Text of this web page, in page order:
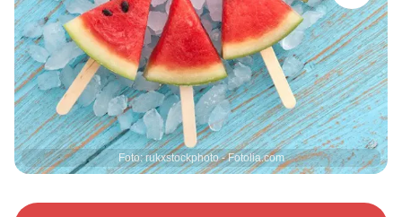
Foto: rukxstockphoto - Fotolia.com